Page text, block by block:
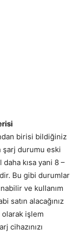
birisi bildiğiniz
şarj durumu eski
kısa yani 8 –
Bu gibi durumlar
ve kullanım
satın alacağınız
olarak işlem
cihazınızı